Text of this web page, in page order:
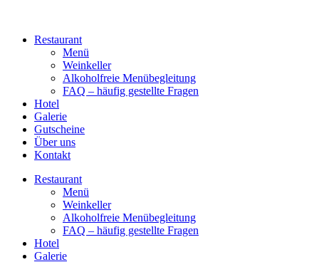
Restaurant
Menü
Weinkeller
Alkoholfreie Menübegleitung
FAQ – häufig gestellte Fragen
Hotel
Galerie
Gutscheine
Über uns
Kontakt
Restaurant
Menü
Weinkeller
Alkoholfreie Menübegleitung
FAQ – häufig gestellte Fragen
Hotel
Galerie